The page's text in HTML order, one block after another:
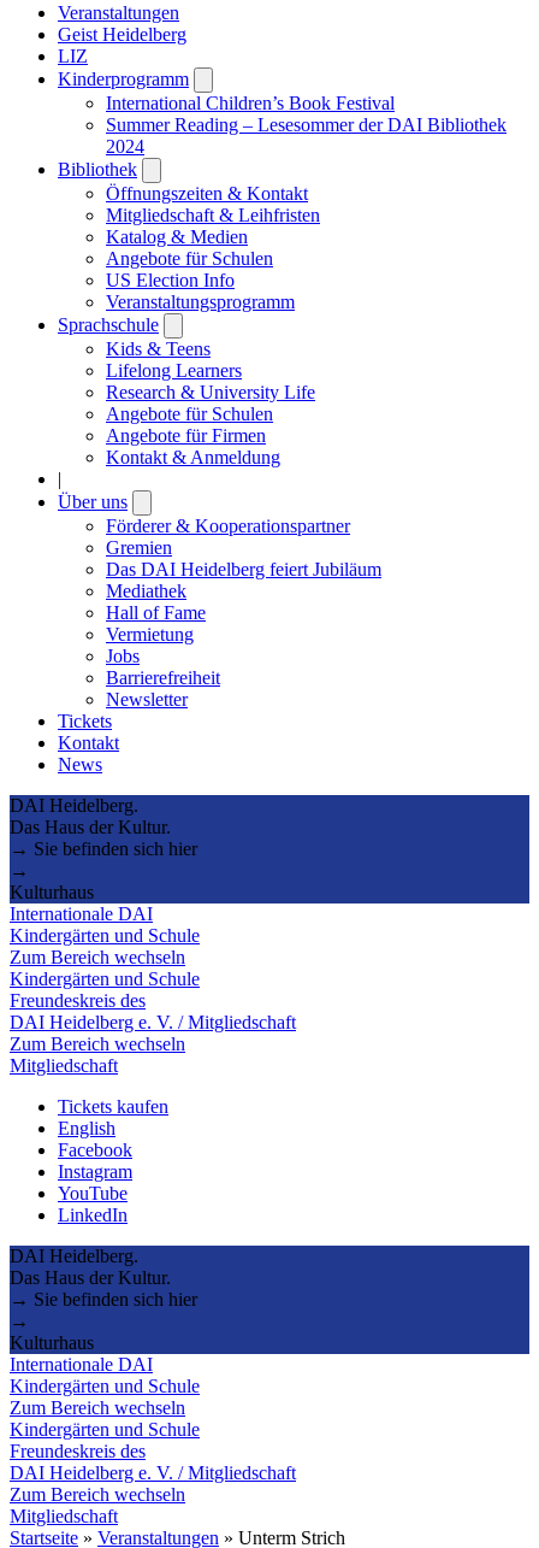
Veranstaltungen
Geist Heidelberg
LIZ
Kinderprogramm
submenu
International Children’s Book Festival
Summer Reading – Lesesommer der DAI Bibliothek
2024
Bibliothek
submenu
Öffnungszeiten & Kontakt
Mitgliedschaft & Leihfristen
Katalog & Medien
Angebote für Schulen
US Election Info
Veranstaltungsprogramm
Sprachschule
submenu
Kids & Teens
Lifelong Learners
Research & University Life
Angebote für Schulen
Angebote für Firmen
Kontakt & Anmeldung
|
Über uns
submenu
Förderer & Kooperationspartner
Gremien
Das DAI Heidelberg feiert Jubiläum
Mediathek
Hall of Fame
Vermietung
Jobs
Barrierefreiheit
Newsletter
Tickets
Kontakt
News
DAI Heidelberg.
Das Haus der Kultur.
→ Sie befinden sich hier
→
Kulturhaus
Internationale DAI
Kindergärten und Schule
Zum Bereich wechseln
Kindergärten und Schule
Freundeskreis des
DAI Heidelberg e. V. / Mitgliedschaft
Zum Bereich wechseln
Mitgliedschaft
Tickets kaufen
English
Facebook
Instagram
YouTube
LinkedIn
DAI Heidelberg.
Das Haus der Kultur.
→ Sie befinden sich hier
→
Kulturhaus
Internationale DAI
Kindergärten und Schule
Zum Bereich wechseln
Kindergärten und Schule
Freundeskreis des
DAI Heidelberg e. V. / Mitgliedschaft
Zum Bereich wechseln
Mitgliedschaft
Startseite » Veranstaltungen » Unterm Strich